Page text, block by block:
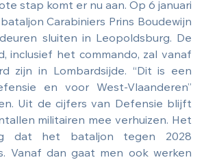
stap komt er nu aan. Op 6 januari
Carabiniers Prins Boudewijn
sluiten in Leopoldsburg. De
inclusief het commando, zal vanaf
zijn in Lombardsijde. “Dit is een
en voor West-Vlaanderen”
Uit de cijfers van Defensie blijft
militairen mee verhuizen. Het
dat het bataljon tegen 2028
Vanaf dan gaat men ook werken